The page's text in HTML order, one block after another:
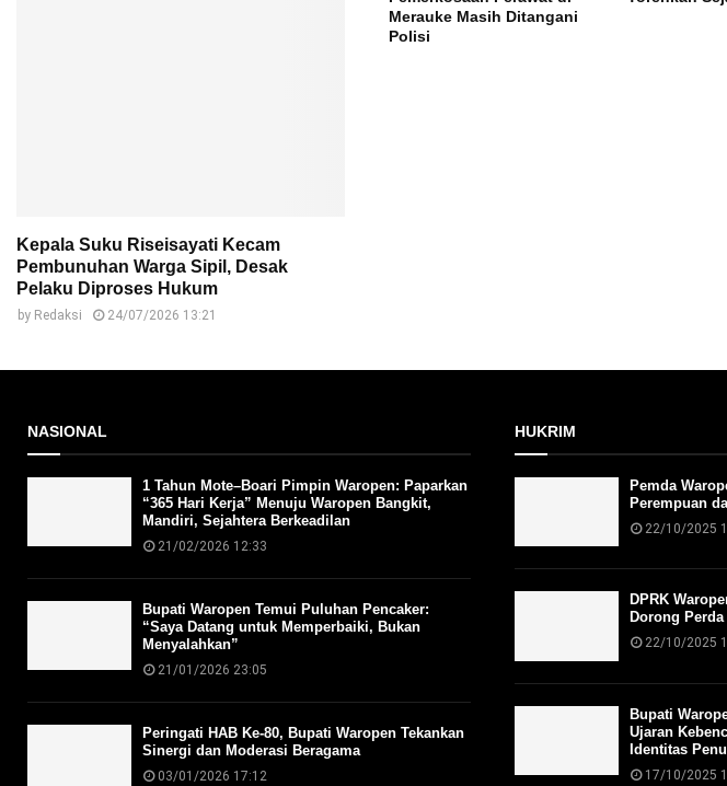
Merauke Masih Ditangani
Polisi
Kepala Suku Riseisayati Kecam
Pembunuhan Warga Sipil, Desak
Pelaku Diproses Hukum
by Redaksi 24/07/2026 13:21
NASIONAL
1 Tahun Mote–Boari Pimpin Waropen: Paparkan
“365 Hari Kerja” Menuju Waropen Bangkit,
Mandiri, Sejahtera Berkeadilan
21/02/2026 12:33
Bupati Waropen Temui Puluhan Pencaker:
“Saya Datang untuk Memperbaiki, Bukan
Menyalahkan”
21/01/2026 23:05
Peringati HAB Ke-80, Bupati Waropen Tekankan
Sinergi dan Moderasi Beragama
03/01/2026 17:12
HUKRIM
Pemda
Perempuan
22/10/2025
DPRK
Dorong
22/10/2025
Bupati
Ujaran
Identitas
17/10/2025